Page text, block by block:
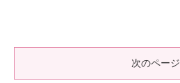
次のページ